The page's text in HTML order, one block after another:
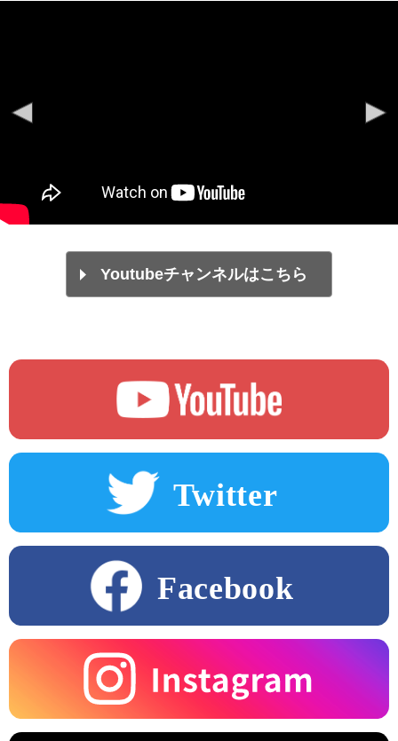
Youtubeチャンネルはこちら